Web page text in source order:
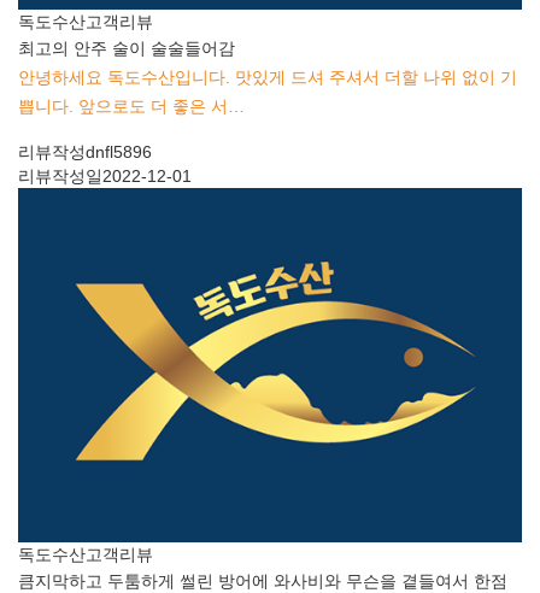
독도수산고객리뷰
최고의 안주 술이 술술들어감
안녕하세요 독도수산입니다. 맛있게 드셔 주셔서 더할 나위 없이 기
쁩니다. 앞으로도 더 좋은 서…
리뷰작성dnfl5896
리뷰작성일2022-12-01
독도수산고객리뷰
큼지막하고 두툼하게 썰린 방어에 와사비와 무슨을 곁들여서 한점